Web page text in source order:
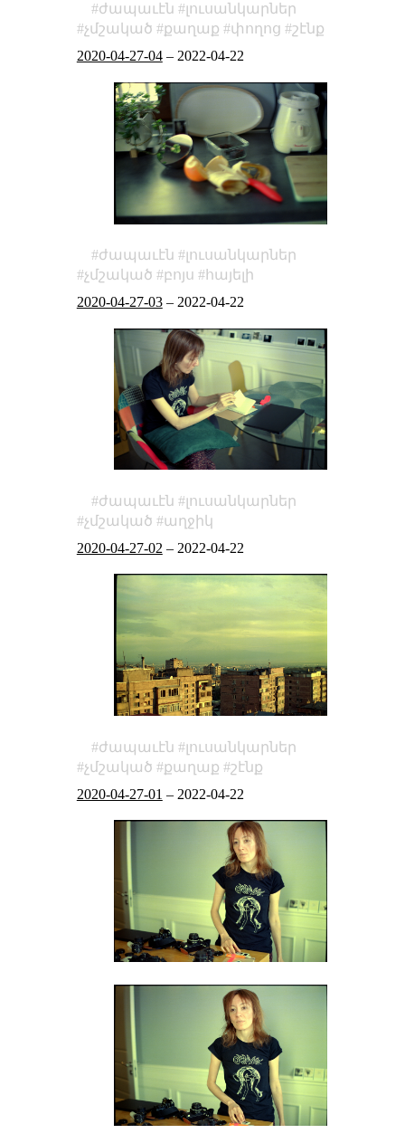
ժապաւէն
լուսանկարներ
չմշակած
քաղաք փողոց
շէնք
2020-04-27-04– 2022-04-22
ժապաւէն
լուսանկարներ
չմշակած
բոյս
հայելի
2020-04-27-03– 2022-04-22
ժապաւէն
լուսանկարներ
չմշակած
աղջիկ
2020-04-27-02 – 2022-04-22
ժապաւէն
լուսանկարներ
չմշակած
քաղաք
շէնք
2020-04-27-01 – 2022-04-22